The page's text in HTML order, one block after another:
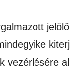
jelölő
vezérlésére